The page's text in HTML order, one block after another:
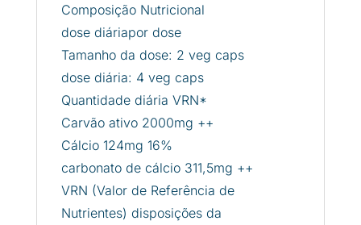
Composição Nutricional
dose diáriapor dose
Tamanho da dose: 2 veg caps
dose diária: 4 veg caps
Quantidade diária VRN*
Carvão ativo 2000mg ++
Cálcio 124mg 16%
carbonato de cálcio 311,5mg ++
VRN (Valor de Referência de
Nutrientes) disposições da